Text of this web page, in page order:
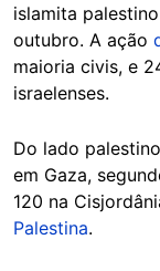
islamita
outubro. A ação
maioria civis, e
israelenses.
Do lado
em Gaza,
120 na
Palestina.